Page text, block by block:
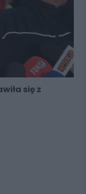
się z